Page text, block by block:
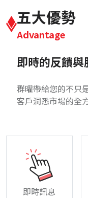
五大優勢
Advantage
即時的反饋與
群曜帶給您的不只
客戶洞悉市場的全
即時訊息